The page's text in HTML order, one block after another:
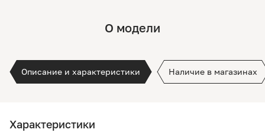
О модели
Описание и характеристики Наличие в магазинах
Характеристики